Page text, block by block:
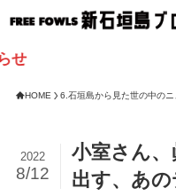
HOME 6.石垣島から見た世の中のニ
小室さん
出す、あ
2022
8/12